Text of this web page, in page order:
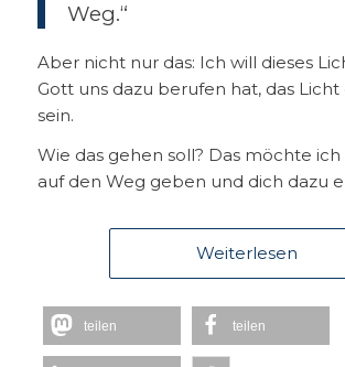
Weg.“
Aber nicht nur das: Ich will dieses
Gott uns dazu berufen hat, das
sein.
Wie das gehen soll? Das möchte
auf den Weg geben und dich dazu
Weiterlesen
teilen teilen